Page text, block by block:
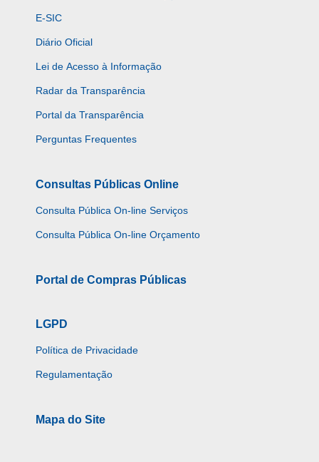
E-SIC
Diário Oficial
Lei de Acesso à Informação
Radar da Transparência
Portal da Transparência
Perguntas Frequentes
Consultas Públicas Online
Consulta Pública On-line Serviços
Consulta Pública On-line Orçamento
Portal de Compras Públicas
LGPD
Política de Privacidade
Regulamentação
Mapa do Site